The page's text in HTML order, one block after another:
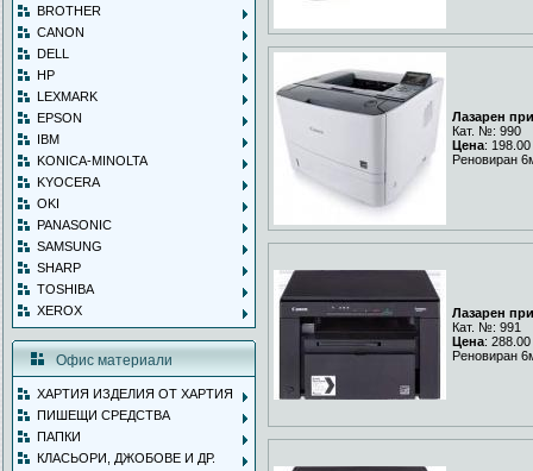
BROTHER
CANON
DELL
HP
LEXMARK
EPSON
IBM
KONICA-MINOLTA
KYOCERA
OKI
PANASONIC
SAMSUNG
SHARP
TOSHIBA
XEROX
Офис материали
ХАРТИЯ ИЗДЕЛИЯ ОТ ХАРТИЯ
ПИШЕЩИ СРЕДСТВА
ПАПКИ
КЛАСЬОРИ, ДЖОБОВЕ И ДР.
Лазарен
Кат. №: 990
Цена:
Реновиран
Лазарен
Кат. №: 991
Цена:
Реновиран